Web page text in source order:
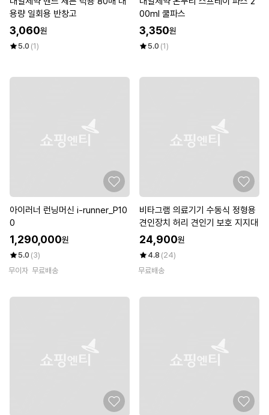
용량 일회용 반창고
3,060원
5.0 (1)
00ml 쿨파스
3,350원
5.0 (1)
아이러너 런닝머신 i-runner_P10
0
1,290,000원
5.0 (3)
무이자 무료배송
비타그램 의료기기 수동식 정형용
견인장치 허리 견인기 보호 지지대
24,900원
4.8 (24)
무료배송